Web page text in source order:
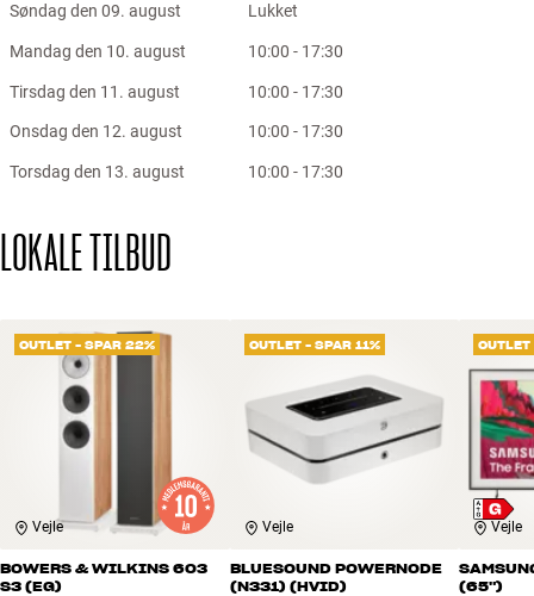
Søndag den 09. august Lukket
Mandag den 10. august 10:00 - 17:30
Tirsdag den 11. august 10:00 - 17:30
Onsdag den 12. august 10:00 - 17:30
Torsdag den 13. august 10:00 - 17:30
LOKALE TILBUD
OUTLET - SPAR 22%
Vejle
BOWERS & WILKINS 603
S3 (EG)
OUTLET - SPAR 11%
Vejle
BLUESOUND POWERNODE
(N331) (HVID)
Vejle
(65")